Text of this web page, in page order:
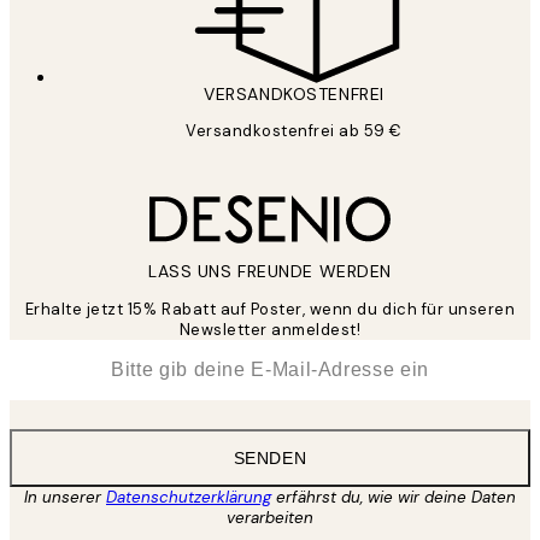
VERSANDKOSTENFREI
Versandkostenfrei ab 59 €
LASS UNS FREUNDE WERDEN
Erhalte jetzt 15% Rabatt auf Poster, wenn du dich für unseren
Newsletter anmeldest!
SENDEN
In unsererDatenschutzerklärungerfährst du, wie wir deine Daten
verarbeiten